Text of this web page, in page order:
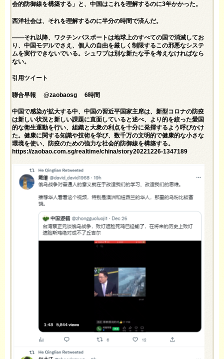
会的防御線を構築する」と、中国はこれを理解するのに3年かかった。
西洋社会は、それを理解するのに半分の時間で済んだ。
——それ以降、ワクチンパスポートは地球上のすべての国で消滅してお
り、中国モデルでさえ、個人の自由を厳しく制限するこの邪悪なシステ
ムを実行できないでいる。シュワブは別な新たな手を考えなければなら
ない。
引用ツイート
聯合早報 @zaobaosg 6時間
中国で感染が拡大する中、中国の習近平国家主席は、新型コロナの防疫
は新しい状況と新しい課題に直面していると述べ、より的を絞った愛国
的な衛生運動を行い、組織と大衆の利点を十分に発揮するよう呼びかけ
た。健康に関する知識や技術を学び、数千万の文明的で健康的な小さな
環境を使い、防疫のための強力な社会的防御線を構築する。
https://zaobao.com.sg/realtime/china/story20221226-1347189